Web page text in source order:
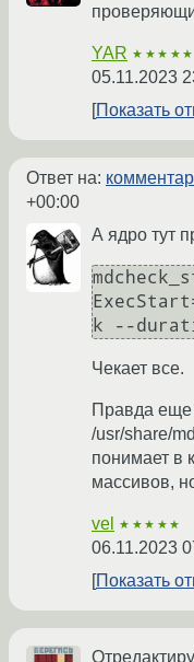
YAR ★★★★★
05.11.2023
Показать
Ответ на:
+00:00
А ядро тут
Чекает все.
Правда еще
/usr/share/
понимает в
массивов,
vel ★★★★★
06.11.2023
Показать